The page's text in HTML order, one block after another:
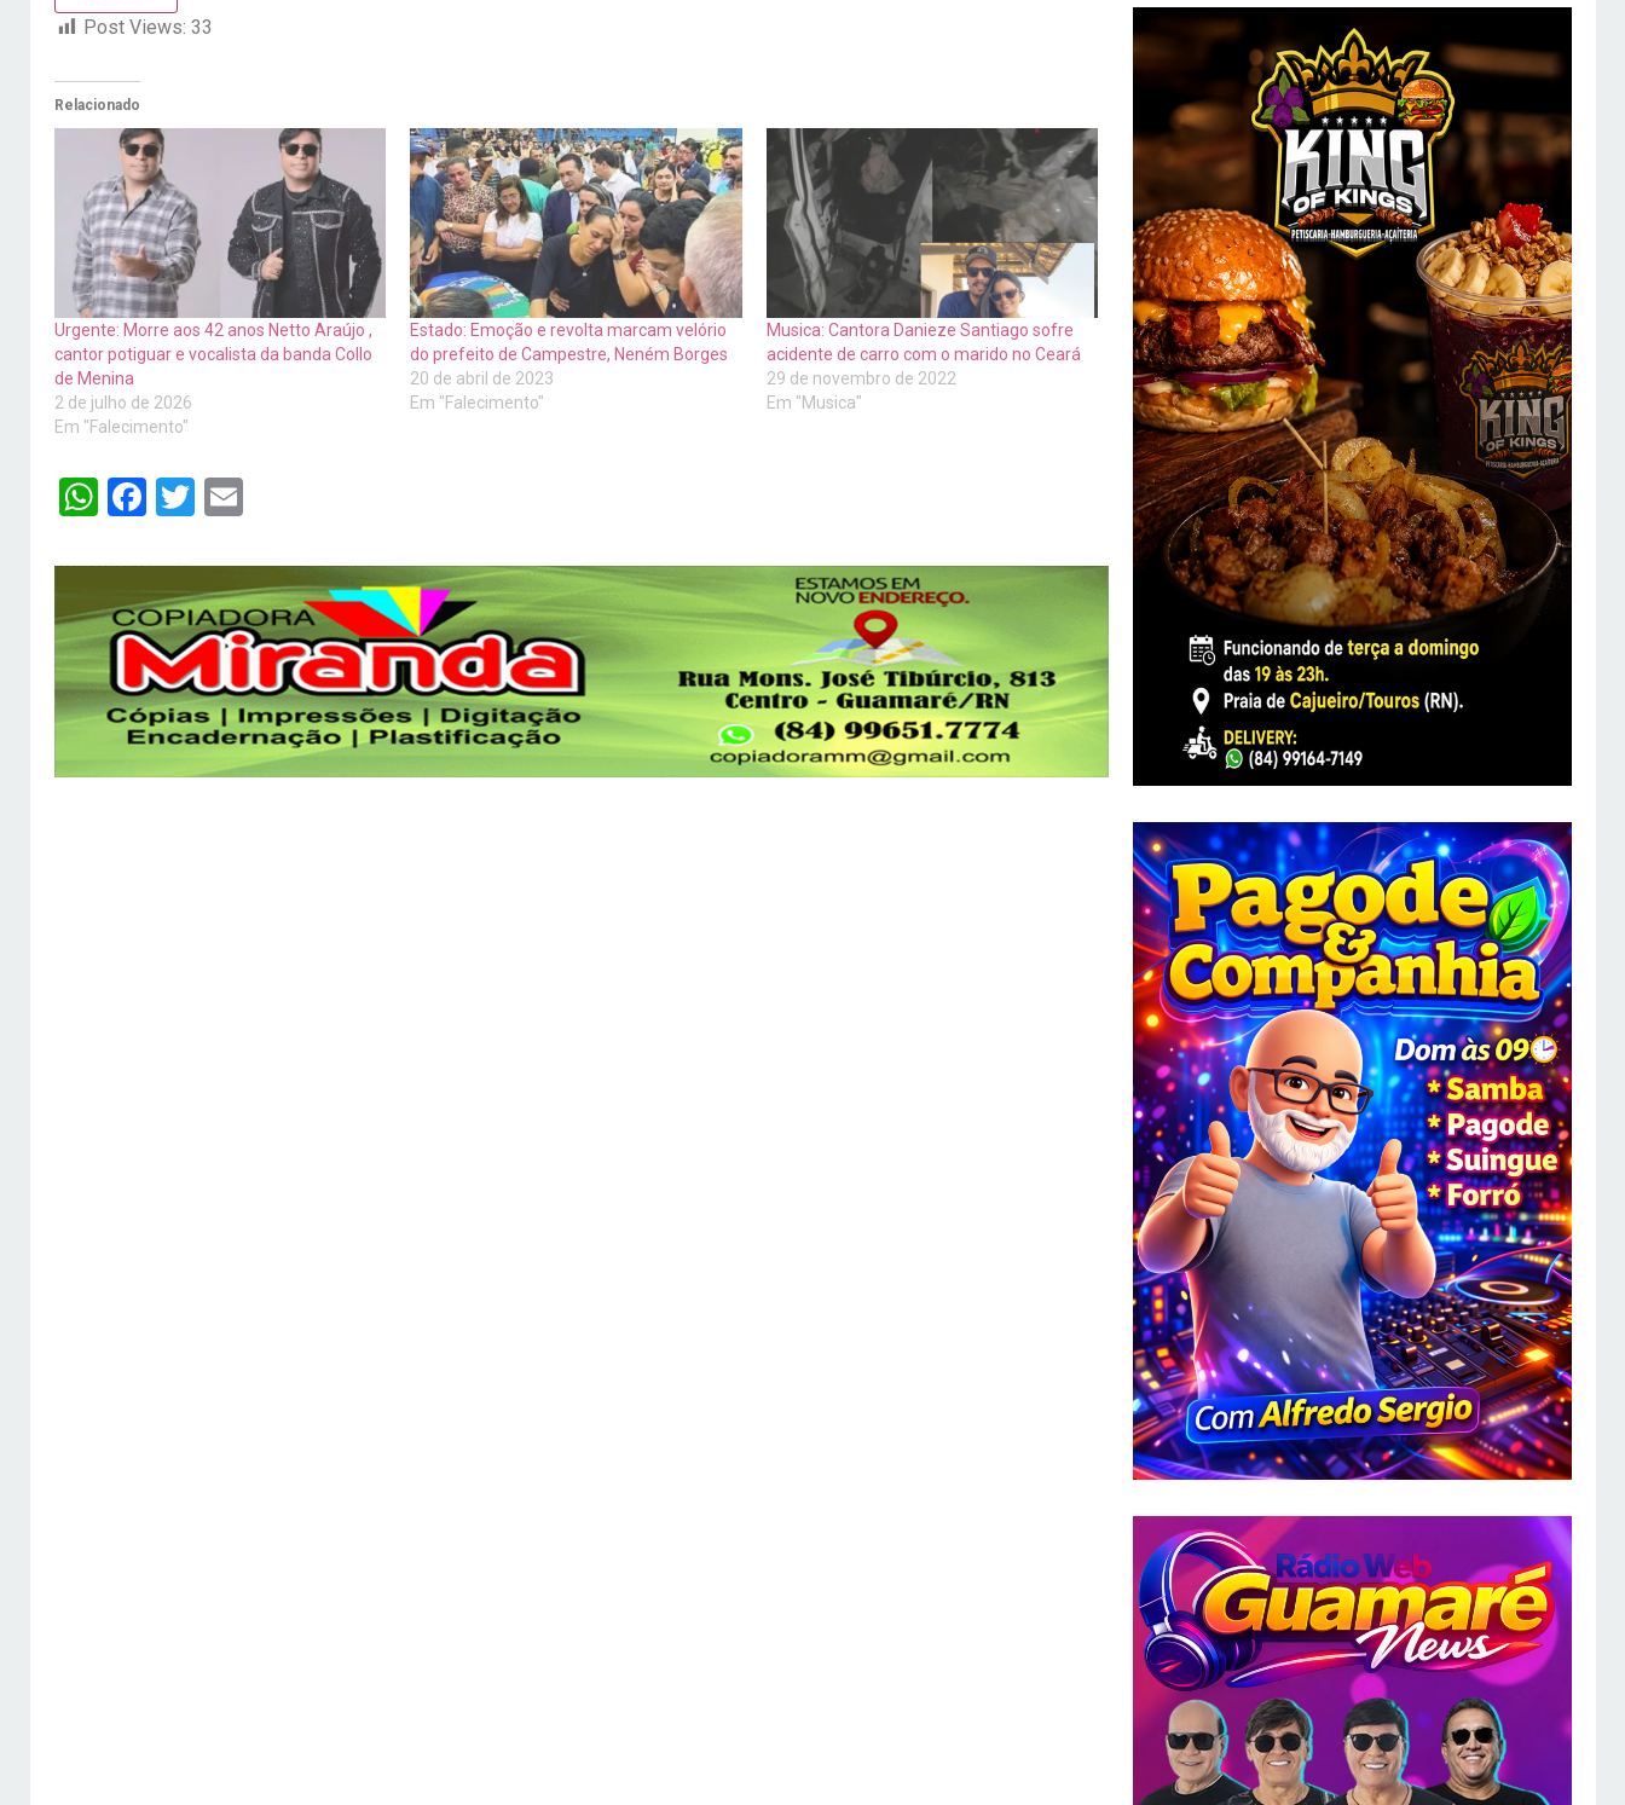
Post Views: 33
Relacionado
Urgente: Morre aos 42 anos Netto Araújo ,
cantor potiguar e vocalista da banda Collo
de Menina
2 de julho de 2026
Em "Falecimento"
Estado: Emoção e revolta marcam velório
do prefeito de Campestre, Neném Borges
20 de abril de 2023
Em "Falecimento"
Musica: Cantora Danieze Santiago sofre
acidente de carro com o marido no Ceará
29 de novembro de 2022
Em "Musica"
WhatsApp
Facebook
Twitter
Email